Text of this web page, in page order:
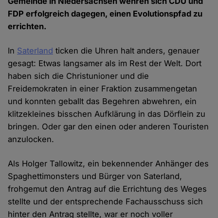
FDP erfolgreich dagegen, einen Evolutionspfad zu
errichten.
In Saterland ticken die Uhren halt anders, genauer
gesagt: Etwas langsamer als im Rest der Welt. Dort
haben sich die Christunioner und die
Freidemokraten in einer Fraktion zusammengetan
und konnten geballt das Begehren abwehren, ein
klitzekleines bisschen Aufklärung in das Dörflein zu
bringen. Oder gar den einen oder anderen Touristen
anzulocken.
Als Holger Tallowitz, ein bekennender Anhänger des
Spaghettimonsters und Bürger von Saterland,
frohgemut den Antrag auf die Errichtung des Weges
stellte und der entsprechende Fachausschuss sich
hinter den Antrag stellte, war er noch voller